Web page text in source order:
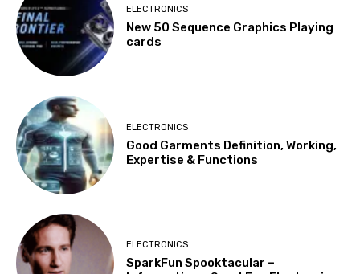
ELECTRONICS
New 50 Sequence Graphics Playing
cards
ELECTRONICS
Good Garments Definition, Working,
Expertise & Functions
ELECTRONICS
SparkFun Spooktacular –